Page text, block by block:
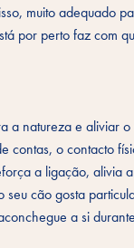
muito adequado
por perto faz com
a natureza e aliviar
contas, o contacto
a ligação, alivia
cão gosta
a si